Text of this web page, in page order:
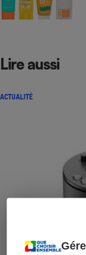
Lire aussi
ACTUALITÉ